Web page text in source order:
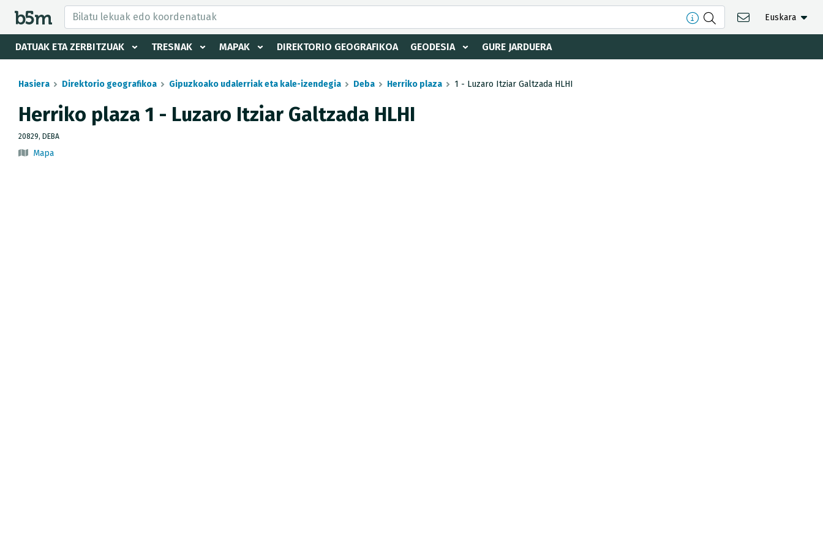
Euskara
DATUAK ETA ZERBITZUAK TRESNAK MAPAK DIREKTORIO GEOGRAFIKOA GEODESIA GURE JARDUERA
eta direktorioa izkutatu
Hasiera Direktorio geografikoa Gipuzkoako udalerriak eta kale-izendegia Deba Herriko plaza 1 - Luzaro Itziar Galtzada HLHI
Herriko plaza 1 - Luzaro Itziar Galtzada HLHI
20829, DEBA
Mapa